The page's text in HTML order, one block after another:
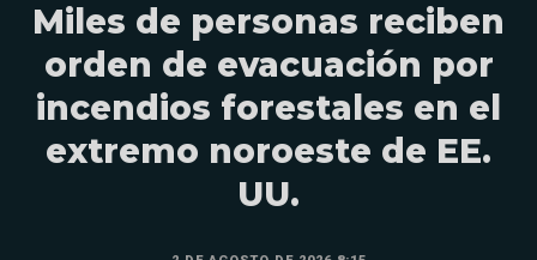
Miles de personas reciben
orden de evacuación por
incendios forestales en el
extremo noroeste de EE.
UU.